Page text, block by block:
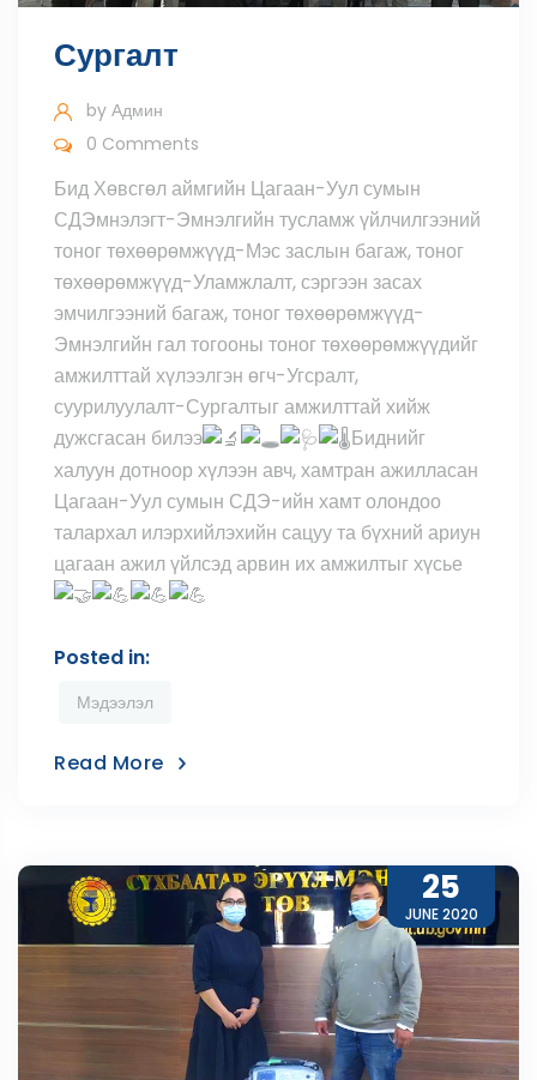
Сургалт
by Админ
0 Comments
Бид Хөвсгөл аймгийн Цагаан-Уул сумын
СДЭмнэлэгт-Эмнэлгийн тусламж үйлчилгээний
тоног төхөөрөмжүүд-Мэс заслын багаж, тоног
төхөөрөмжүүд-Уламжлалт, сэргээн засах
эмчилгээний багаж, тоног төхөөрөмжүүд-
Эмнэлгийн гал тогооны тоног төхөөрөмжүүдийг
амжилттай хүлээлгэн өгч-Угсралт,
суурилуулалт-Сургалтыг амжилттай хийж
дужсгасан билээ
Биднийг
халуун дотноор хүлээн авч, хамтран ажилласан
Цагаан-Уул сумын СДЭ-ийн хамт олондоо
талархал илэрхийлэхийн сацуу та бүхний ариун
цагаан ажил үйлсэд арвин их амжилтыг хүсье
Posted in:
Мэдээлэл
Read More
25
JUNE 2020